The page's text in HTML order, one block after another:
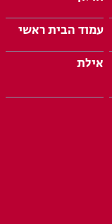
עמוד הבית ראשי
אילת